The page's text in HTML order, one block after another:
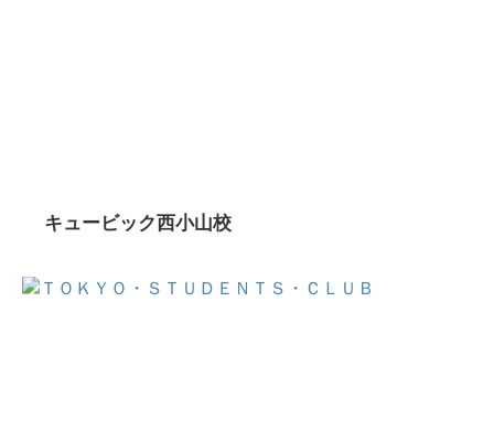
キュービック西小山校